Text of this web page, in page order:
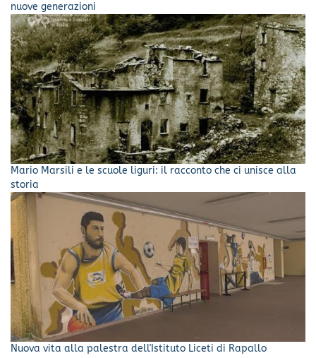
nuove generazioni
Mario Marsili e le scuole liguri: il racconto che ci unisce alla
storia
Nuova vita alla palestra dell'Istituto Liceti di Rapallo